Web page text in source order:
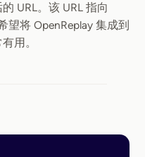
⁠-⁠
URL。该 URL 指向
望将 OpenReplay 集成到
用。